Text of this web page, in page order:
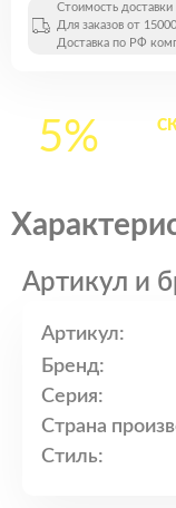
Стоимость
Для заказов от
Доставка по РФ
5%
Артикул и
Артикул:
Бренд:
Серия:
Страна
Стиль: